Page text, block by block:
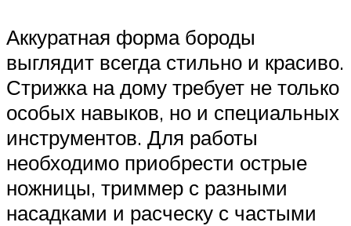
Аккуратная форма бороды
выглядит всегда стильно и красиво.
Стрижка на дому требует не только
особых навыков, но и специальных
инструментов. Для работы
необходимо приобрести острые
ножницы, триммер с разными
насадками и расческу с частыми